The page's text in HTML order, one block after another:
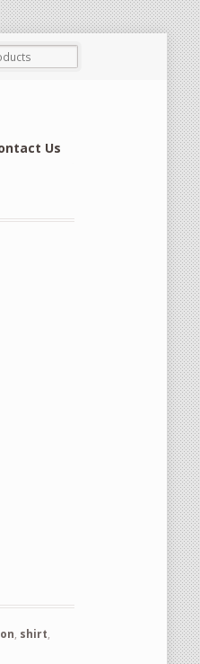
Us
, shirt,